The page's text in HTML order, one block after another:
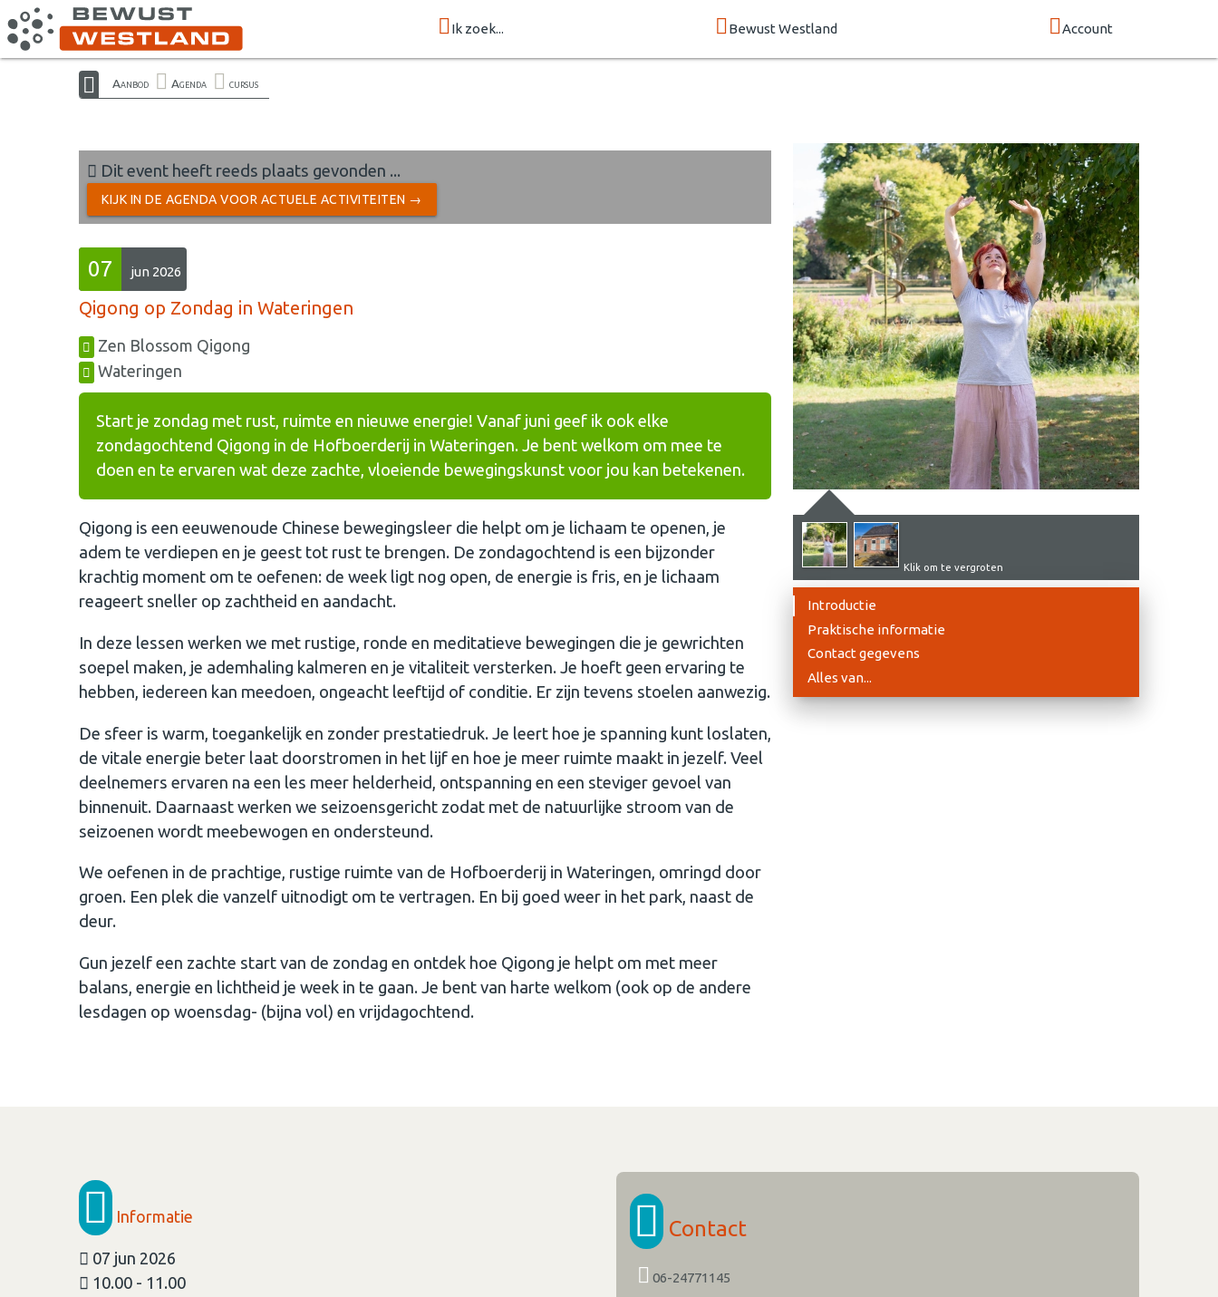
Ik zoek... Bewust Westland Account
Aanbod Agenda cursus
Dit event heeft reeds plaats gevonden ...
KIJK IN DE AGENDA VOOR ACTUELE ACTIVITEITEN →
07 jun 2026
Qigong op Zondag in Wateringen
Zen Blossom Qigong
Wateringen
Start je zondag met rust, ruimte en nieuwe energie! Vanaf juni geef ik ook elke
zondagochtend Qigong in de Hofboerderij in Wateringen. Je bent welkom om mee te
doen en te ervaren wat deze zachte, vloeiende bewegingskunst voor jou kan betekenen.
Qigong is een eeuwenoude Chinese bewegingsleer die helpt om je lichaam te openen, je
adem te verdiepen en je geest tot rust te brengen. De zondagochtend is een bijzonder
krachtig moment om te oefenen: de week ligt nog open, de energie is fris, en je lichaam
reageert sneller op zachtheid en aandacht.
In deze lessen werken we met rustige, ronde en meditatieve bewegingen die je gewrichten
soepel maken, je ademhaling kalmeren en je vitaliteit versterken. Je hoeft geen ervaring te
hebben, iedereen kan meedoen, ongeacht leeftijd of conditie. Er zijn tevens stoelen aanwezig.
De sfeer is warm, toegankelijk en zonder prestatiedruk. Je leert hoe je spanning kunt loslaten,
de vitale energie beter laat doorstromen in het lijf en hoe je meer ruimte maakt in jezelf. Veel
deelnemers ervaren na een les meer helderheid, ontspanning en een steviger gevoel van
binnenuit. Daarnaast werken we seizoensgericht zodat met de natuurlijke stroom van de
seizoenen wordt meebewogen en ondersteund.
We oefenen in de prachtige, rustige ruimte van de Hofboerderij in Wateringen, omringd door
groen. Een plek die vanzelf uitnodigt om te vertragen. En bij goed weer in het park, naast de
deur.
Gun jezelf een zachte start van de zondag en ontdek hoe Qigong je helpt om met meer
balans, energie en lichtheid je week in te gaan. Je bent van harte welkom (ook op de andere
lesdagen op woensdag- (bijna vol) en vrijdagochtend.
Klik om te vergroten
Introductie
Praktische informatie
Contact gegevens
Alles van...
Informatie
07 jun 2026
10.00 - 11.00
Contact
06-24771145